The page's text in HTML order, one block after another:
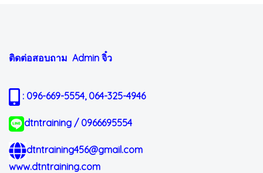
ติดต่อสอบถาม Admin จิ๋ว
: 096-669-5554, 064-325-4946
dtntraining / 0966695554
dtntraining456@gmail.com
www.dtntraining.com